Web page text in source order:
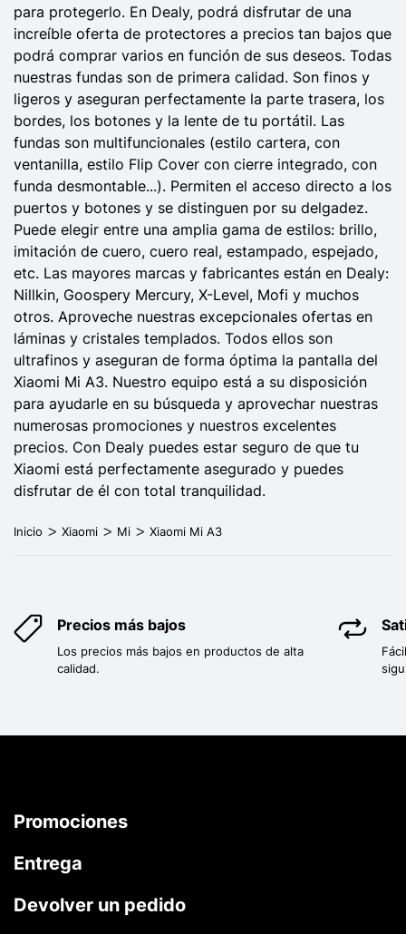
para protegerlo. En Dealy, podrá disfrutar de una
increíble oferta de protectores a precios tan bajos que
podrá comprar varios en función de sus deseos. Todas
nuestras fundas son de primera calidad. Son finos y
ligeros y aseguran perfectamente la parte trasera, los
bordes, los botones y la lente de tu portátil. Las
fundas son multifuncionales (estilo cartera, con
ventanilla, estilo Flip Cover con cierre integrado, con
funda desmontable...). Permiten el acceso directo a los
puertos y botones y se distinguen por su delgadez.
Puede elegir entre una amplia gama de estilos: brillo,
imitación de cuero, cuero real, estampado, espejado,
etc. Las mayores marcas y fabricantes están en Dealy:
Nillkin, Goospery Mercury, X-Level, Mofi y muchos
otros. Aproveche nuestras excepcionales ofertas en
láminas y cristales templados. Todos ellos son
ultrafinos y aseguran de forma óptima la pantalla del
Xiaomi Mi A3. Nuestro equipo está a su disposición
para ayudarle en su búsqueda y aprovechar nuestras
numerosas promociones y nuestros excelentes
precios. Con Dealy puedes estar seguro de que tu
Xiaomi está perfectamente asegurado y puedes
disfrutar de él con total tranquilidad.
Inicio Xiaomi Mi Xiaomi Mi A3
Precios más bajos
Los precios más bajos en productos de alta
calidad.
Promociones
Entrega
Devolver un pedido